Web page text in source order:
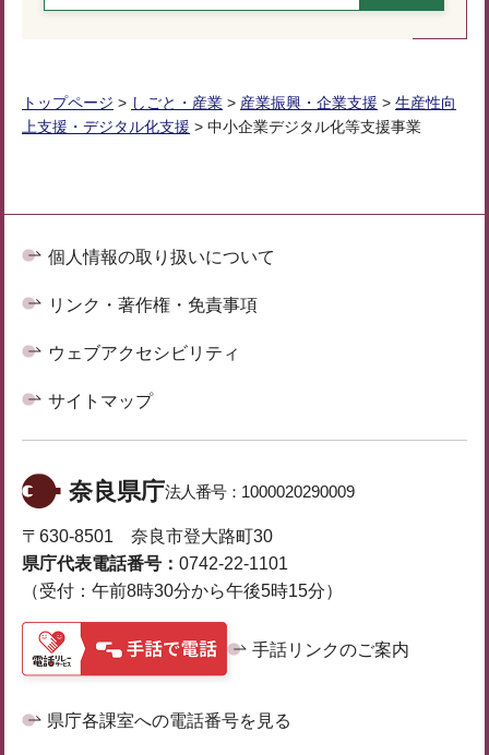
トップページ > しごと・産業 > 産業振興・企業支援 > 生産性向
上支援・デジタル化支援 > 中小企業デジタル化等支援事業
個人情報の取り扱いについて
リンク・著作権・免責事項
ウェブアクセシビリティ
サイトマップ
奈良県庁法人番号： 1000020290009
〒630-8501 奈良市登大路町30
県庁代表電話番号： 0742-22-1101
（受付：午前8時30分から午後5時15分）
手話リンクのご案内
県庁各課室への電話番号を見る